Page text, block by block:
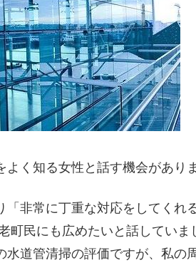
く知る女性と話す機会があり
非常に丁重な対応をしてくれ
町民にも広めたいと話していま
道管清掃の評価ですが、私の